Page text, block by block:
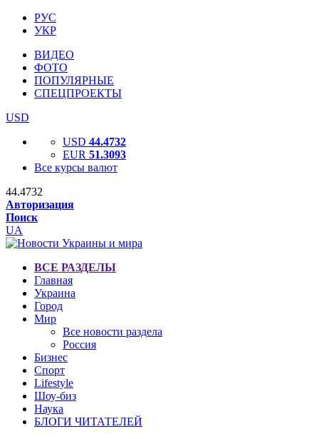
РУС
УКР
ВИДЕО
ФОТО
ПОПУЛЯРНЫЕ
СПЕЦПРОЕКТЫ
USD
USD 44.4732
EUR 51.3093
Все курсы валют
44.4732
Авторизация
Поиск
UA
ВСЕ РАЗДЕЛЫ
Главная
Украина
Город
Мир
Все новости раздела
Россия
Бизнес
Спорт
Lifestyle
Шоу-биз
Наука
БЛОГИ ЧИТАТЕЛЕЙ